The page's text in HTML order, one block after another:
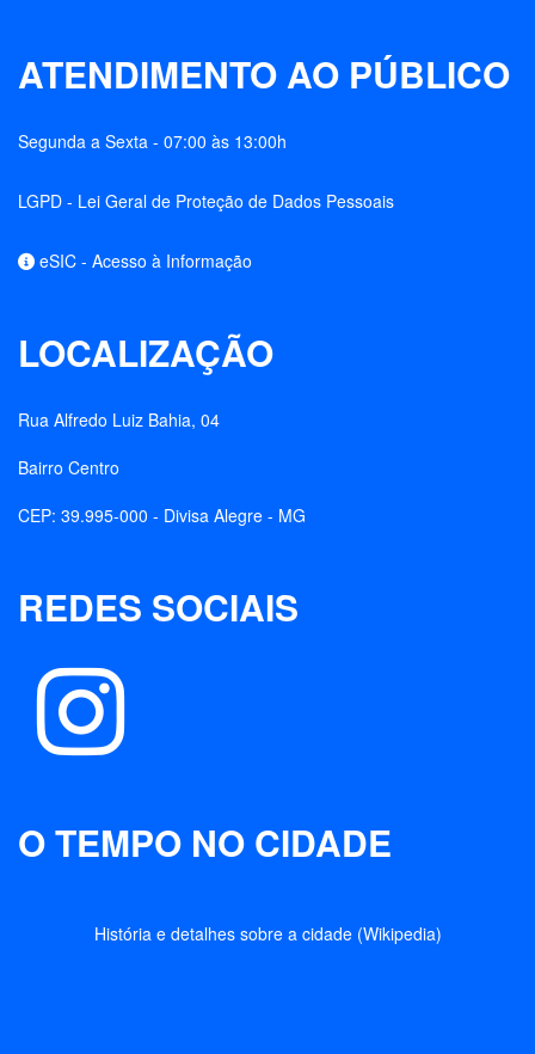
ATENDIMENTO AO PÚBLICO
Segunda a Sexta - 07:00 às 13:00h
LGPD - Lei Geral de Proteção de Dados Pessoais
eSIC - Acesso à Informação
LOCALIZAÇÃO
Rua Alfredo Luiz Bahia, 04
Bairro Centro
CEP: 39.995-000 - Divisa Alegre - MG
REDES SOCIAIS
O TEMPO NO CIDADE
História e detalhes sobre a cidade (Wikipedia)